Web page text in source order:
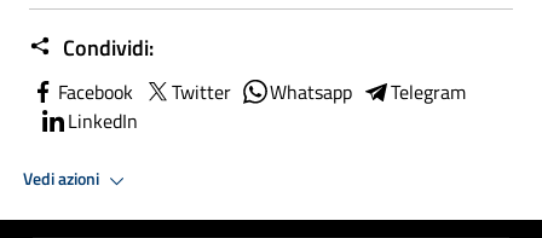
Condividi:
Facebook Twitter Whatsapp
Telegram
LinkedIn
Vedi azioni